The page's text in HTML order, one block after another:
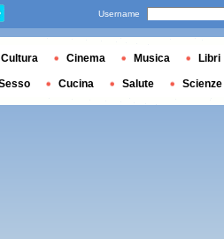
Username
Cultura Cinema Musica Libri
Cucina Salute Scienze